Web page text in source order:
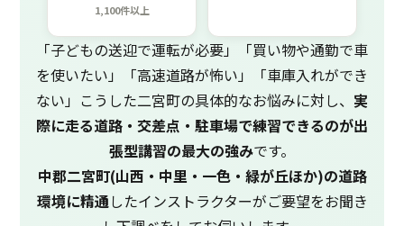
1,100件以上
「子どもの送迎で運転が必要」「買い物や通勤で車
を使いたい」「高速道路が怖い」「車庫入れができ
ない」こうした二宮町の具体的なお悩みに対し、 実
際に走る道路・交差点・駐車場で練習できるのが出
張型講習の最大の強みです。
中郡二宮町(山西・中里・一色・緑が丘ほか)の道路
環境に精通したインストラクターがご要望をお聞き